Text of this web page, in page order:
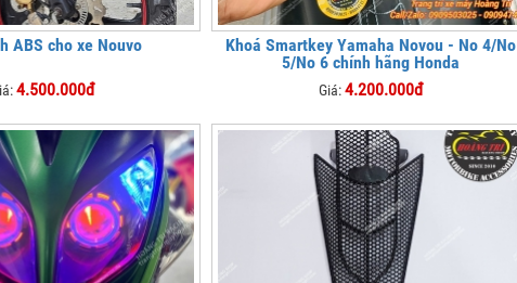
ABS cho xe Nouvo
4.500.000đ
Khoá Smartkey Yamaha Novou - No 4/No
5/No 6 chính hãng Honda
Giá:4.200.000đ